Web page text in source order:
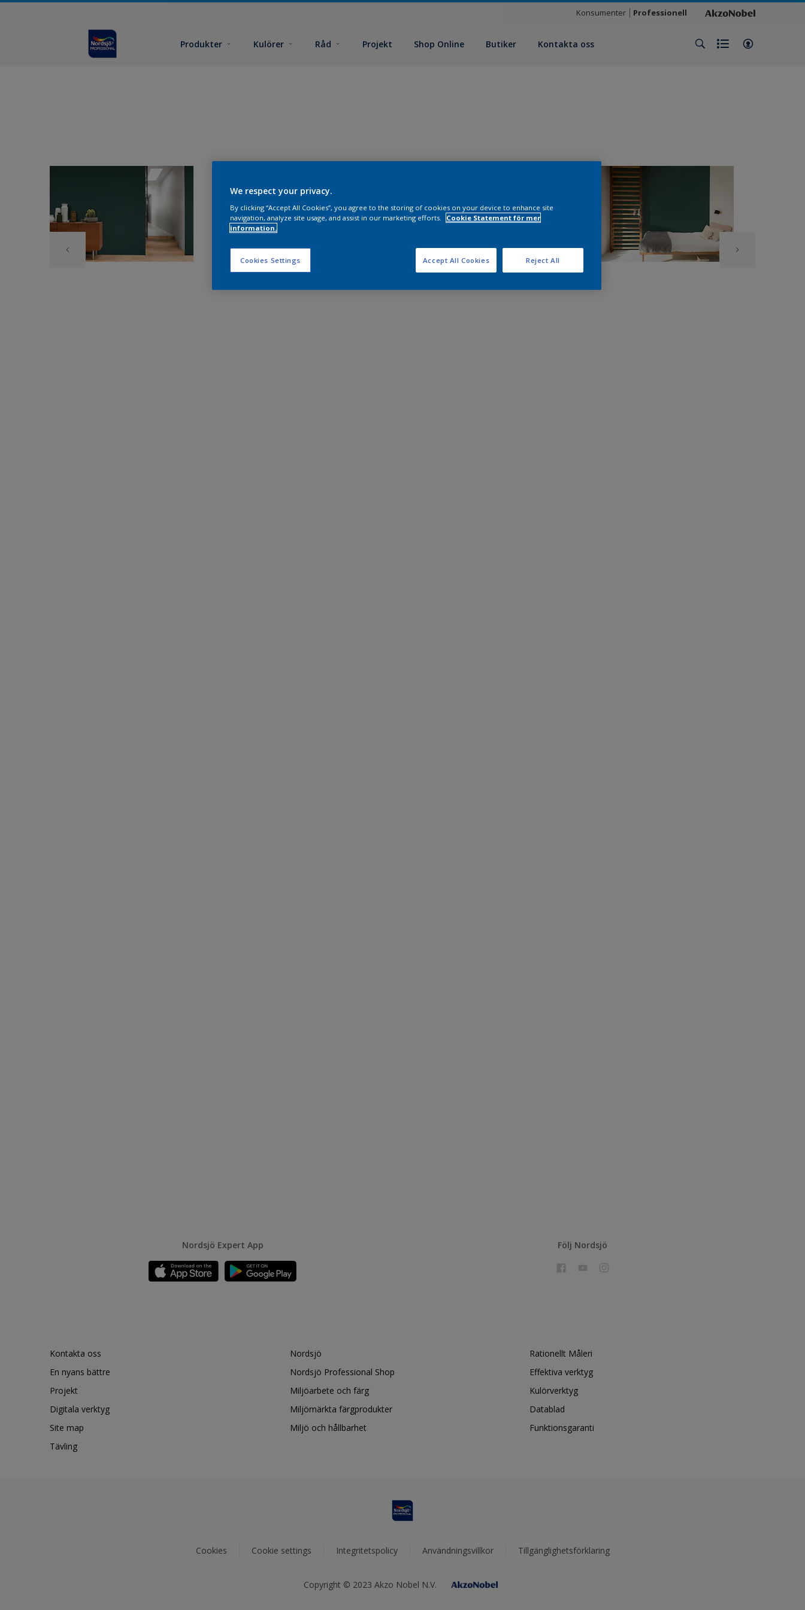
Konsumenter Professionell
Produkter Kulörer Råd Projekt Shop Online Butiker Kontakta oss
Nordsjö Expert App Följ Nordsjö
Kontakta oss
En nyans bättre
Projekt
Digitala verktyg
Site map
Tävling
Nordsjö
Nordsjö Professional Shop
Miljöarbete och färg
Miljömärkta färgprodukter
Miljö och hållbarhet
Rationellt Måleri
Effektiva verktyg
Kulörverktyg
Datablad
Funktionsgaranti
Cookies Cookie settings Integritetspolicy Användningsvillkor Tillgänglighetsförklaring
Copyright © 2023 Akzo Nobel N.V.
We respect your privacy.
By clicking “Accept All Cookies”, you agree to the storing of cookies on your device to enhance site
navigation, analyze site usage, and assist in our marketing efforts.
Cookie Statement för mer
information.
Cookies Settings Reject All
Accept All Cookies